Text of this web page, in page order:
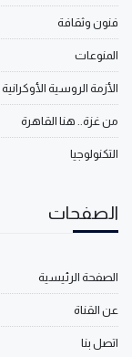
فنون وثقافة
المنوعات
الأزمة الروسية الأوكرانية
من غزة.. هنا القاهرة
التكنولوجيا
الصفحات
الصفحة الرئيسية
عن القناة
اتصل بنا